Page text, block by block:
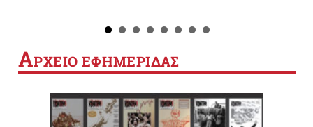
ΑΡΧΕΙΟ ΕΦΗΜΕΡΙΔΑΣ